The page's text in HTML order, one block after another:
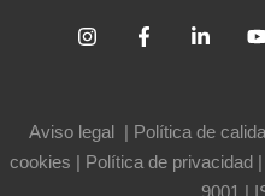
Aviso legal | Política de
cookies | Política de privacidad |
9001 |